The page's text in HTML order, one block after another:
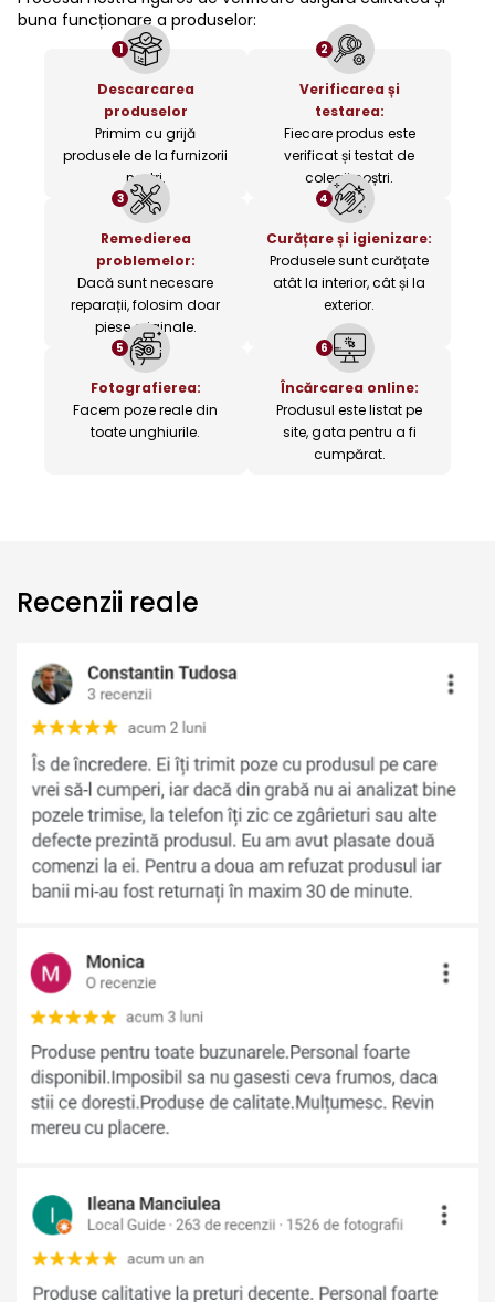
buna funcționare a produselor:
1
Descarcarea
produselor
Primim cu grijă
produsele de la furnizorii
noștri.
2
Verificarea și
testarea:
Fiecare produs este
verificat și testat de
colegii noștri.
3
Remedierea
problemelor:
Dacă sunt necesare
reparații, folosim doar
piese originale.
4
Curățare și igienizare:
Produsele sunt curățate
atât la interior, cât și la
exterior.
5
Fotografierea:
Facem poze reale din
toate unghiurile.
6
Încărcarea online:
Produsul este listat pe
site, gata pentru a fi
cumpărat.
Recenzii reale